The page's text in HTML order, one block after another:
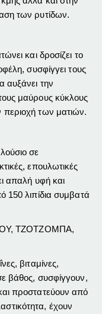
των ρυτίδων.
και δροσίζει το
συσφίγγει τους
αυξάνει την
μαύρους κύκλους
των ματιών.
σε
επουλωτικές
απαλή υφή και
150 λιπίδια συμβατά
ΤΖΟΤΖΟΜΠΑ,
βιταμίνες,
βάθος, συσφίγγουν,
προστατεύουν από
έχουν